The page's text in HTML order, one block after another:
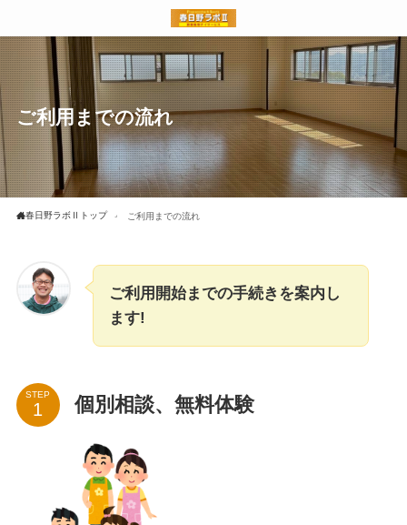
ご利用までの流れ
春日野ラボⅡトップ ご利用までの流れ
ご利用開始までの手続きを案内し
ます!
STEP 個別相談、無料体験